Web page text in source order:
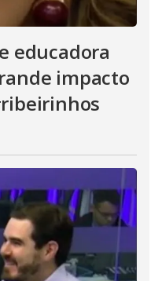
educadora
impacto